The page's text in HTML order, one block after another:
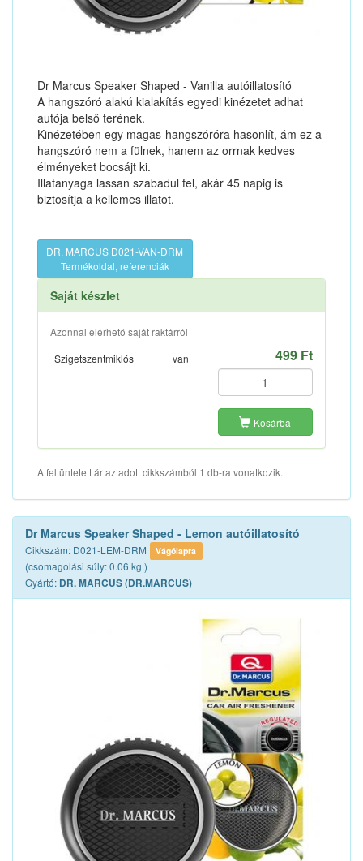
Dr Marcus Speaker Shaped - Vanilla autóillatosító
A hangszóró alakú kialakítás egyedi kinézetet adhat
autója belső terének.
Kinézetében egy magas-hangszóróra hasonlít, ám ez a
hangszóró nem a fülnek, hanem az orrnak kedves
élményeket bocsájt ki.
Illatanyaga lassan szabadul fel, akár 45 napig is
biztosítja a kellemes illatot.
DR. MARCUS D021-VAN-DRM
Termékoldal, referenciák
Saját készlet
Azonnal elérhető saját raktárról
Szigetszentmiklós
van 499 Ft
Kosárba
A feltüntetett ár az adott cikkszámból 1 db-ra vonatkozik.
Dr Marcus Speaker Shaped - Lemon autóillatosító
Cikkszám: D021-LEM-DRM Vágólapra
(csomagolási súly: 0.06 kg.)
Gyártó: DR. MARCUS (DR.MARCUS)